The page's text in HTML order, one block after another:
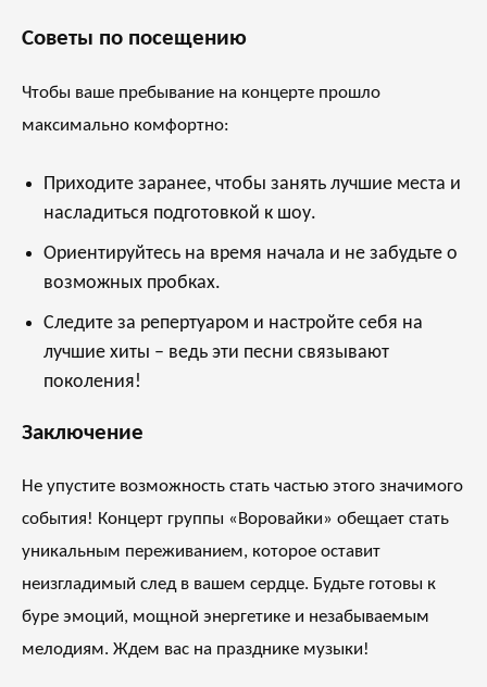
Советы по посещению
Чтобы ваше пребывание на концерте прошло
максимально комфортно:
Приходите заранее, чтобы занять лучшие места и
насладиться подготовкой к шоу.
Ориентируйтесь на время начала и не забудьте о
возможных пробках.
Следите за репертуаром и настройте себя на
лучшие хиты – ведь эти песни связывают
поколения!
Заключение
Не упустите возможность стать частью этого значимого
события! Концерт группы «Воровайки» обещает стать
уникальным переживанием, которое оставит
неизгладимый след в вашем сердце. Будьте готовы к
буре эмоций, мощной энергетике и незабываемым
мелодиям. Ждем вас на празднике музыки!